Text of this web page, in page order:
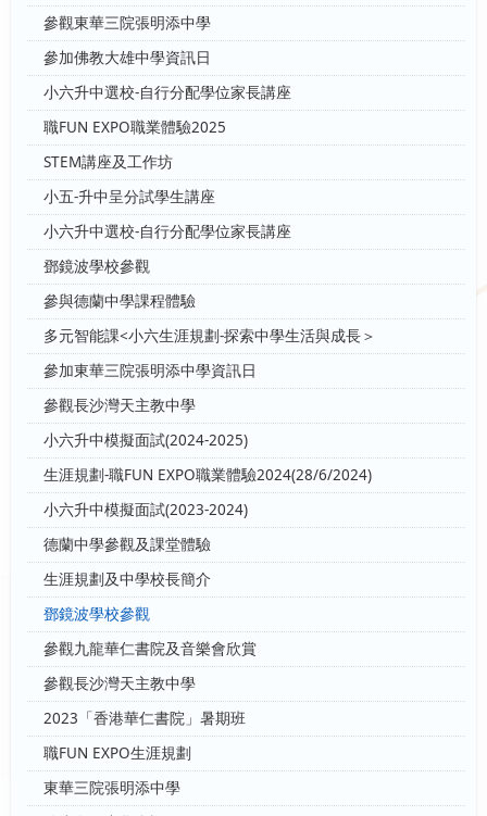
參觀東華三院張明添中學
參加佛教大雄中學資訊日
小六升中選校-自行分配學位家長講座
職FUN EXPO職業體驗2025
STEM講座及工作坊
小五-升中呈分試學生講座
小六升中選校-自行分配學位家長講座
鄧鏡波學校參觀
參與德蘭中學課程體驗
多元智能課<小六生涯規劃-探索中學生活與成長＞
參加東華三院張明添中學資訊日
參觀長沙灣天主教中學
小六升中模擬面試(2024-2025)
生涯規劃-職FUN EXPO職業體驗2024(28/6/2024)
小六升中模擬面試(2023-2024)
德蘭中學參觀及課堂體驗
生涯規劃及中學校長簡介
鄧鏡波學校參觀
參觀九龍華仁書院及音樂會欣賞
參觀長沙灣天主教中學
2023「香港華仁書院」暑期班
職FUN EXPO生涯規劃
東華三院張明添中學